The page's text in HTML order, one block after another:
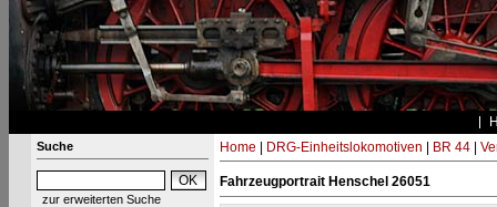
Suche
zur erweiterten Suche
Home DRG-Einheitslokomotiven BR 44|
Fahrzeugportrait Henschel 26051